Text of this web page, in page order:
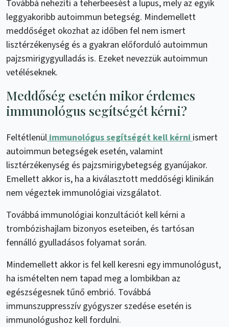
Továbbá nehezíti a teherbeesést a lupus, mely az egyik
leggyakoribb autoimmun betegség. Mindemellett
meddőséget okozhat az időben fel nem ismert
lisztérzékenység és a gyakran előforduló autoimmun
pajzsmirigygyulladás is. Ezeket nevezzük autoimmun
vetéléseknek.
Meddőség esetén mikor érdemes
immunológus segítségét kérni?
Feltétlenül immunológus segítségét kell kérni ismert
autoimmun betegségek esetén, valamint
lisztérzékenység és pajzsmirigybetegség gyanújakor.
Emellett akkor is, ha a kiválasztott meddőségi klinikán
nem végeztek immunológiai vizsgálatot.
Továbbá immunológiai konzultációt kell kérni a
trombózishajlam bizonyos eseteiben, és tartósan
fennálló gyulladásos folyamat során.
Mindemellett akkor is fel kell keresni egy immunológust,
ha ismételten nem tapad meg a lombikban az
egészségesnek tűnő embrió. Továbbá
immunszuppresszív gyógyszer szedése esetén is
immunológushoz kell fordulni.